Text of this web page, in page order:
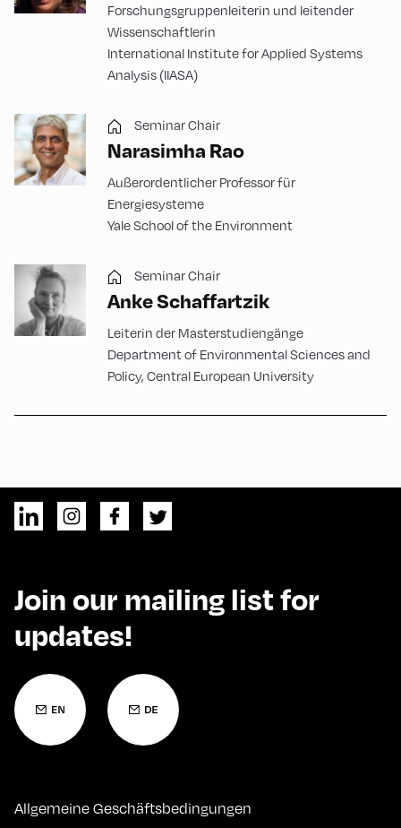
Forschungsgruppenleiterin und leitender
Wissenschaftlerin
International Institute for Applied Systems
Analysis (IIASA)
Seminar Chair
Narasimha Rao
Außerordentlicher Professor für
Energiesysteme
Yale School of the Environment
Seminar Chair
Anke Schaffartzik
Leiterin der Masterstudiengänge
Department of Environmental Sciences and
Policy, Central European University
Join our mailing list for
updates!
Allgemeine Geschäftsbedingungen